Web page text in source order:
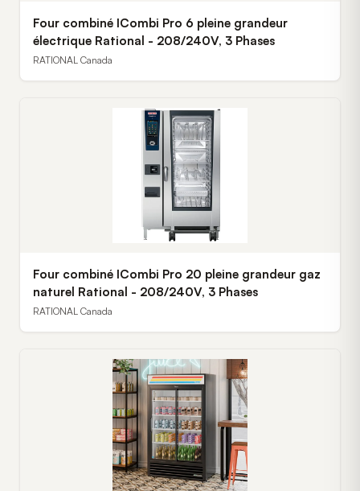
Four combiné ICombi Pro 6 pleine grandeur
électrique Rational - 208/240V, 3 Phases
RATIONAL Canada
Four combiné ICombi Pro 20 pleine grandeur gaz
naturel Rational - 208/240V, 3 Phases
RATIONAL Canada